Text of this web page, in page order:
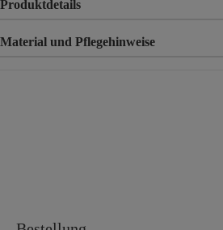
Produktdetails
Material und Pflegehinweise